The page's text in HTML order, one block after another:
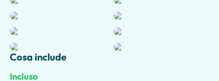
spettacolari eventi pubblici intrattenevano migliaia di
spettatori. Prosegui verso il
Foro Romano
centro politico, religioso e commerciale dell'impero, dove
camminerai tra templi, basiliche, archi trionfali e antichi
edifici governativi.
Il tour continua sul
Cosa include
Incluso